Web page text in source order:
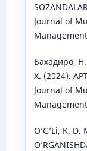
Journal of
Бахадиро,
Х. (2024).
Journal of
O’G’Li, K. D.